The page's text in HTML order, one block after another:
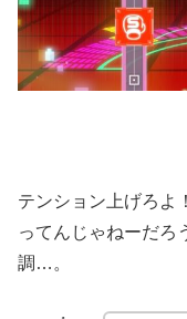
テンション上げろよ
ってんじゃねーだろ
調…。